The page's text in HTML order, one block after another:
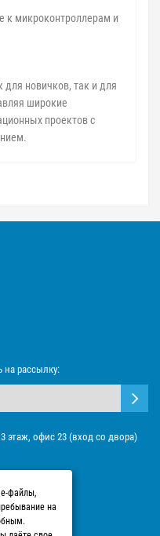
к микроконтроллерам и
для новичков, так и для
широкие
проектов с
на рассылку:
этаж, офис 23 (вход со двора)
файлы,
на